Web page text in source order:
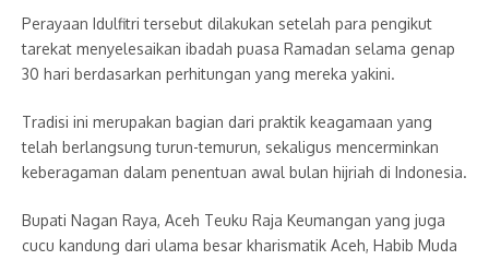
Perayaan Idulfitri tersebut dilakukan setelah para pengikut
tarekat menyelesaikan ibadah puasa Ramadan selama genap
30 hari berdasarkan perhitungan yang mereka yakini.
Tradisi ini merupakan bagian dari praktik keagamaan yang
telah berlangsung turun-temurun, sekaligus mencerminkan
keberagaman dalam penentuan awal bulan hijriah di Indonesia.
​Bupati Nagan Raya, Aceh Teuku Raja Keumangan yang juga
cucu kandung dari ulama besar kharismatik Aceh, Habib Muda